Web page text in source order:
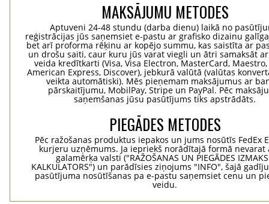
MAKSĀJUMU METODES
Aptuveni 24-48 stundu (darba dienu) laikā no
reģistrācijas jūs saņemsiet e-pastu ar grafisko dizainu
bet arī proforma rēķinu ar kopējo summu, kas saistīta ar
un drošu saiti, caur kuru jūs varat viegli un ātri samaksāt
veida kredītkarti (Visa, Visa Electron, MasterCard,
American Express, Discover), jebkurā valūtā (valūtas
veikta automātiski). Mēs pieņemam maksājumus ar
pārskaitījumu, MobilPay, Stripe un PayPal. Pēc
saņemšanas jūsu pasūtījums tiks apstrādāts.
PIEGĀDES METODES
Pēc ražošanas produktus iepakos un jums nosūtīs FedEx
kurjeru uzņēmums. Ja iepriekš norādītajā formā nevarat
galamērķa valsti ("RAŽOŠANAS UN PIEGĀDES
KALKULATORS") un parādīsies ziņojums "INFO", šajā
pasūtījuma nosūtīšanas pa e-pastu saņemsiet cenu un
veidu.